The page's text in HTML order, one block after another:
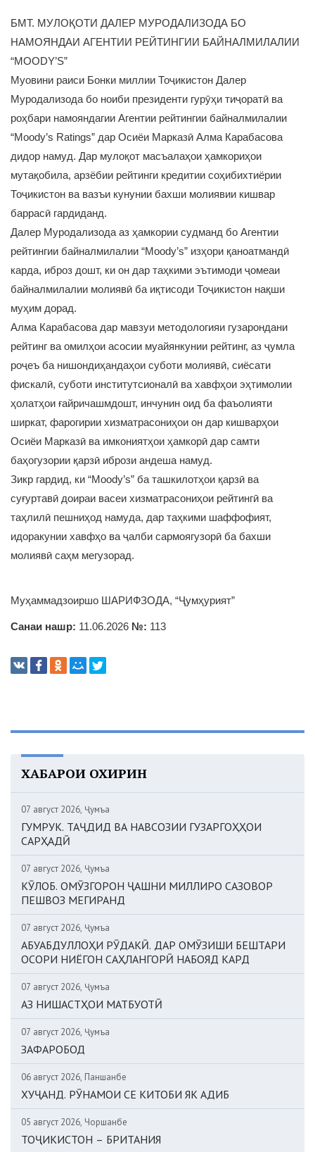
БМТ. МУЛОҚОТИ ДАЛЕР МУРОДАЛИЗОДА БО
НАМОЯНДАИ АГЕНТИИ РЕЙТИНГИИ БАЙНАЛМИЛАЛИИ
“MOODY’S”
Муовини раиси Бонки миллии Тоҷикистон Далер
Муродализода бо ноиби президенти гурӯҳи тиҷоратӣ ва
роҳбари намояндагии Агентии рейтингии байналмилалии
“Moody’s Ratings” дар Осиёи Марказӣ Алма Карабасова
дидор намуд. Дар мулоқот масъалаҳои ҳамкориҳои
мутақобила, арзёбии рейтинги кредитии соҳибихтиёрии
Тоҷикистон ва вазъи кунунии бахши молиявии кишвар
баррасӣ гардиданд.
Далер Муродализода аз ҳамкории судманд бо Агентии
рейтингии байналмилалии “Moody’s” изҳори қаноатмандӣ
карда, иброз дошт, ки он дар таҳкими эътимоди ҷомеаи
байналмилалии молиявӣ ба иқтисоди Тоҷикистон нақши
муҳим дорад.
Алма Карабасова дар мавзуи методологияи гузарондани
рейтинг ва омилҳои асосии муайянкунии рейтинг, аз ҷумла
роҷеъ ба нишондиҳандаҳои суботи молиявӣ, сиёсати
фискалӣ, суботи институтсионалӣ ва хавфҳои эҳтимолии
ҳолатҳои ғайричашмдошт, инчунин оид ба фаъолияти
ширкат, фарогирии хизматрасониҳои он дар кишварҳои
Осиёи Марказӣ ва имкониятҳои ҳамкорӣ дар самти
баҳогузории қарзӣ ибрози андеша намуд.
Зикр гардид, ки “Moody’s” ба ташкилотҳои қарзӣ ва
суғуртавӣ доираи васеи хизматрасониҳои рейтингӣ ва
таҳлилӣ пешниҳод намуда, дар таҳкими шаффофият,
идоракунии хавфҳо ва ҷалби сармоягузорӣ ба бахши
молиявӣ саҳм мегузорад.
Муҳаммадзоиршо ШАРИФЗОДА, “Ҷумҳурият”
Санаи нашр: 11.06.2026 №: 113
ХАБАРҲОИ ОХИРИН
07 август 2026, Ҷумъа
ГУМРУК. ТАҶДИД ВА НАВСОЗИИ ГУЗАРГОҲҲОИ
САРҲАДӢ
07 август 2026, Ҷумъа
КӮЛОБ. ОМӮЗГОРОН ҶАШНИ МИЛЛИРО САЗОВОР
ПЕШВОЗ МЕГИРАНД
07 август 2026, Ҷумъа
АБУАБДУЛЛОҲИ РӮДАКӢ. ДАР ОМӮЗИШИ БЕШТАРИ
ОСОРИ НИЁГОН САҲЛАНГОРӢ НАБОЯД КАРД
07 август 2026, Ҷумъа
АЗ НИШАСТҲОИ МАТБУОТӢ
07 август 2026, Ҷумъа
ЗАФАРОБОД
06 август 2026, Панҷшанбе
ХУҶАНД. РӮНАМОИ СЕ КИТОБИ ЯК АДИБ
05 август 2026, Чоршанбе
ТОҶИКИСТОН – БРИТАНИЯ